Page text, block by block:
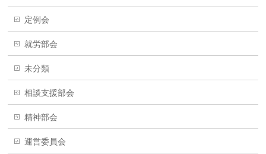
定例会
就労部会
未分類
相談支援部会
精神部会
運営委員会